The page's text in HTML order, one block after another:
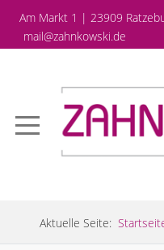
Am Markt 1 | 23909
mail@zahnkowski.de
Aktuelle Seite: